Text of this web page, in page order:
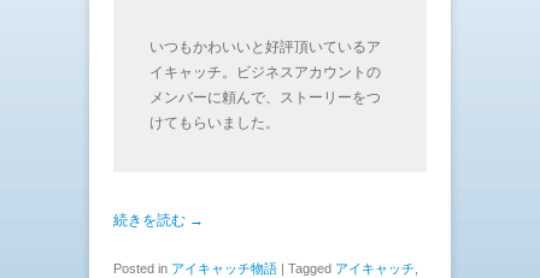
いつもかわいいと好評頂いているア
イキャッチ。ビジネスアカウントの
メンバーに頼んで、ストーリーをつ
けてもらいました。
続きを読む →
Posted in アイキャッチ物語 Tagged アイキャッチ